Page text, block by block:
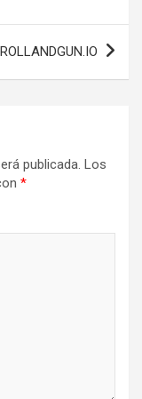
ROLLANDGUN.IO
publicada. Los
*